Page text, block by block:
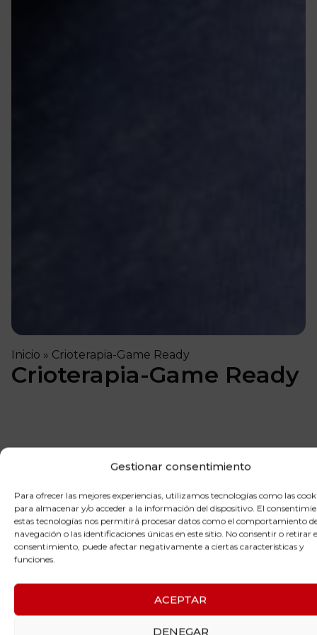
Gestionar consentimiento
Para ofrecer las mejores experiencias, utilizamos tecnologías como las
para almacenar y/o acceder a la información del dispositivo. El
estas tecnologías nos permitirá procesar datos como el comportamiento
navegación o las identificaciones únicas en este sitio. No consentir o retirar
consentimiento, puede afectar negativamente a ciertas características y
funciones.
ACEPTAR
DENEGAR
Inicio » Crioterapia-Game Ready
Crioterapia-Game Ready
Aliarse con el frío es la mejor manera de tratar
estéticos. Ante el dolor o ciertos problemas, lo mejor
es aplicarcrioterapiacon el objetivo de conseguir
reacciones químicas dentro de nuestro organismo
que favorezcan la alimentación celular y un
Muchos deportistas apuestan por la aplicación de la
crioterapiaporque ayuda a tratar cualquier tipo de
lesión deportiva: microrroturas fibrilares, tendiditis,